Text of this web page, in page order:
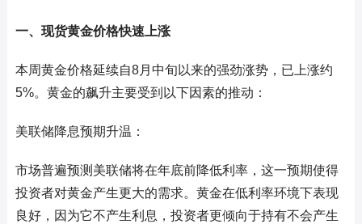
一、现货黄金价格快速上涨
本周黄金价格延续自8月中旬以来的强劲涨势，已上涨约
5%。黄金的飙升主要受到以下因素的推动：
美联储降息预期升温：
市场普遍预测美联储将在年底前降低利率，这一预期使得
投资者对黄金产生更大的需求。黄金在低利率环境下表现
良好，因为它不产生利息，投资者更倾向于持有不会产生